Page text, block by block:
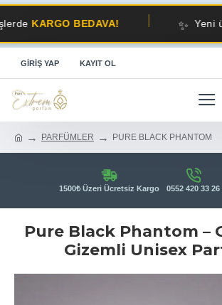
BEDAVA! Yeni üyelere
GIRIŞ YAP KAYIT OL
PARFÜMLER PURE BLACK PHANTOM
1500₺ Üzeri Ücretsiz Kargo 0552 420 33 26
Pure Black Phantom –
Gizemli Unisex